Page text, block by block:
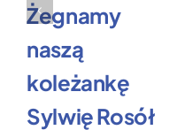
Żegnamy
naszą
koleżankę
Sylwię Rosół